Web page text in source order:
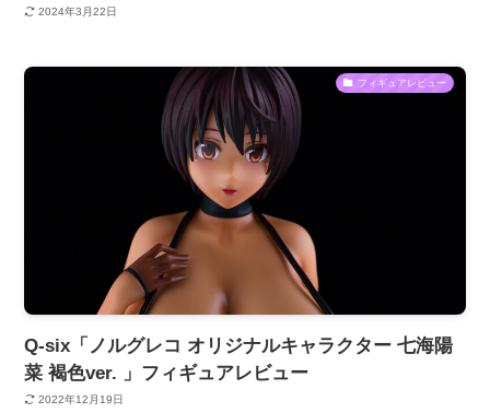
2024年3月22日
フィギュアレビュー
Q-six「ノルグレコ オリジナルキャラクター 七海陽
菜 褐色ver. 」フィギュアレビュー
2022年12月19日